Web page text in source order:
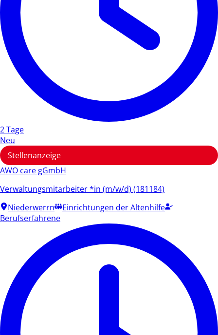
2 Tage
Neu
Stellenanzeige
AWO care gGmbH
Verwaltungsmitarbeiter *in (m/w/d) (181184)
Niederwerrn
Einrichtungen der Altenhilfe
Berufserfahrene